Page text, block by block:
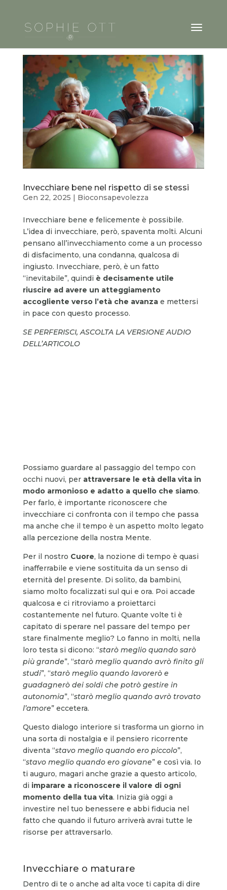
Invecchiare bene nel rispetto di se stessi
Gen 22, 2025 | Bioconsapevolezza
Invecchiare bene e felicemente è possibile.
L’idea di invecchiare, però, spaventa molti. Alcuni
pensano all’invecchiamento come a un processo
di disfacimento, una condanna, qualcosa di
ingiusto. Invecchiare, però, è un fatto
“inevitabile”, quindi è decisamente utile
riuscire ad avere un atteggiamento
accogliente verso l’età che avanzae mettersi
in pace con questo processo.
SE PERFERISCI, ASCOLTA LA VERSIONE AUDIO
DELL’ARTICOLO
Possiamo guardare al passaggio del tempo con
occhi nuovi, per attraversare le età della vita in
modo armonioso e adatto a quello che siamo.
Per farlo, è importante riconoscere che
invecchiare ci confronta con il tempo che passa
ma anche che il tempo è un aspetto molto legato
alla percezione della nostra Mente.
Per il nostro Cuore, la nozione di tempo è quasi
inafferrabile e viene sostituita da un senso di
eternità del presente. Di solito, da bambini,
siamo molto focalizzati sul qui e ora. Poi accade
qualcosa e ci ritroviamo a proiettarci
costantemente nel futuro. Quante volte ti è
capitato di sperare nel passare del tempo per
stare finalmente meglio? Lo fanno in molti, nella
loro testa si dicono: “starò meglio quando sarò
più grande”, “starò meglio quando avrò finito gli
studi”, “starò meglio quando lavorerò e
guadagnerò dei soldi che potrò gestire in
autonomia”, “starò meglio quando avrò trovato
l’amore” eccetera.
Questo dialogo interiore si trasforma un giorno in
una sorta di nostalgia e il pensiero ricorrente
diventa “stavo meglio quando ero piccolo”,
“stavo meglio quando ero giovane” e così via. Io
ti auguro, magari anche grazie a questo articolo,
di imparare a riconoscere il valore di ogni
momento della tua vita. Inizia già oggi a
investire nel tuo benessere e abbi fiducia nel
fatto che quando il futuro arriverà avrai tutte le
risorse per attraversarlo.
Invecchiare o maturare
Dentro di te o anche ad alta voce ti capita di dire